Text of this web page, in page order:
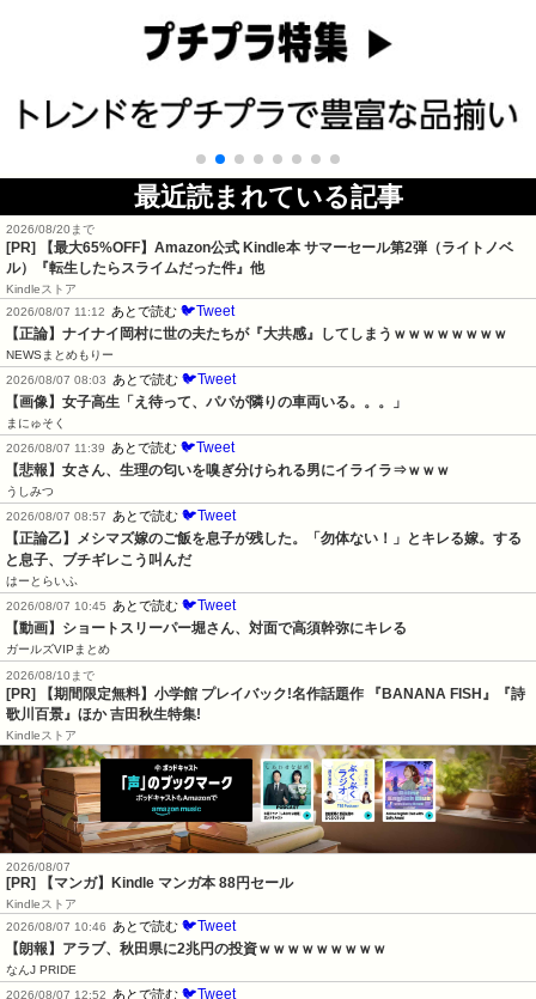
最近読まれている記事
2026/08/20まで
[PR]
【最大65%OFF】Amazon公式 Kindle本 サマーセール第2弾（ライトノベ
ル）『転生したらスライムだった件』他
Kindleストア
2026/08/07 11:12
あとで読む 🐦Tweet
【正論】ナイナイ岡村に世の夫たちが『大共感』してしまうｗｗｗｗｗｗｗｗ
NEWSまとめもりー
2026/08/07 08:03
あとで読む 🐦Tweet
【画像】女子高生「え待って、パパが隣りの車両いる。。。」
まにゅそく
2026/08/07 11:39
あとで読む 🐦Tweet
【悲報】女さん、生理の匂いを嗅ぎ分けられる男にイライラ⇒ｗｗｗ
うしみつ
2026/08/07 08:57
あとで読む 🐦Tweet
【正論乙】メシマズ嫁のご飯を息子が残した。「勿体ない！」とキレる嫁。する
と息子、ブチギレこう叫んだ
はーとらいふ
2026/08/07 10:45
あとで読む 🐦Tweet
【動画】ショートスリーパー堀さん、対面で高須幹弥にキレる
ガールズVIPまとめ
2026/08/10まで
[PR] 【期間限定無料】小学館 プレイバック!名作話題作 『BANANA FISH』『詩
歌川百景』ほか 吉田秋生特集!
Kindleストア
2026/08/07
[PR] 【マンガ】Kindle マンガ本 88円セール
Kindleストア
2026/08/07 10:46
あとで読む 🐦Tweet
【朗報】アラブ、秋田県に2兆円の投資ｗｗｗｗｗｗｗｗｗ
なんJ PRIDE
2026/08/07 12:52
あとで読む 🐦Tweet